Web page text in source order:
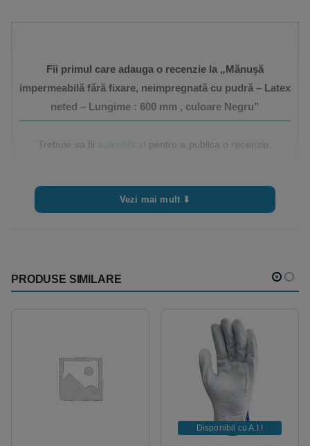
Fii primul care adauga o recenzie la „Mănușă
impermeabilă fără fixare, neimpregnată cu pudră – Latex
neted – Lungime : 600 mm , culoare Negru”
Trebuie sa fii autentificat pentru a publica o recenzie.
Vezi mai mult ⬇
PRODUSE SIMILARE
Disponibil cu A.I.​!